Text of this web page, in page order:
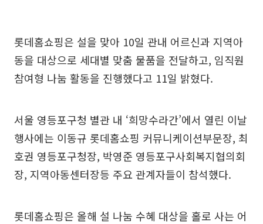
롯데홈쇼핑은 설을 맞아 10일 관내 어르신과 지역아
동을 대상으로 세대별 맞춤 물품을 전달하고, 임직원
참여형 나눔 활동을 진행했다고 11일 밝혔다.
서울 영등포구청 별관 내 ‘희망수라간’에서 열린 이날
행사에는 이동규 롯데홈쇼핑 커뮤니케이션부문장, 최
호권 영등포구청장, 박영준 영등포구사회복지협의회
장, 지역아동센터장등 주요 관계자들이 참석했다.
롯데홈쇼핑은 올해 설 나눔 수혜 대상을 홀로 사는 어